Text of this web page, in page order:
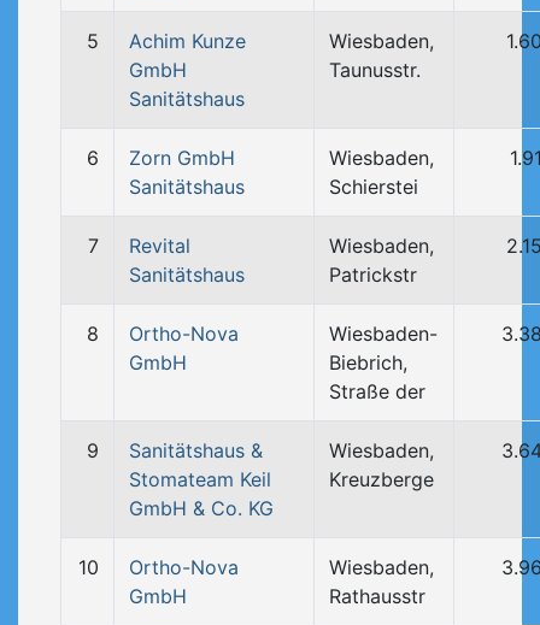
5
Achim Kunze
GmbH
Sanitätshaus
Wiesbaden,
Taunusstr.
6
Zorn GmbH
Sanitätshaus
Wiesbaden,
Schierstei
7
Revital
Sanitätshaus
Wiesbaden,
Patrickstr
8
Ortho-Nova
GmbH
Wiesbaden-
Biebrich,
Straße der
9
Sanitätshaus &
Stomateam Keil
GmbH & Co. KG
Wiesbaden,
Kreuzberge
10
Ortho-Nova
GmbH
Wiesbaden,
Rathausstr